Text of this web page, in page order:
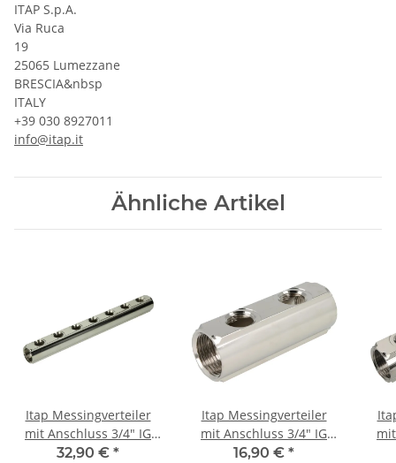
ITAP S.p.A.
Via Ruca
19
25065 Lumezzane
BRESCIA&nbsp
ITALY
+39 030 8927011
info@itap.it
Ähnliche Artikel
Itap Messingverteiler
mit Anschluss 3/4" IG
x1/2" IG Achsmaß 38mm
32,90 € *
Itap Messingverteiler
mit Anschluss 3/4" IG
x1/2" IG Achsmaß 38mm
16,90 € *